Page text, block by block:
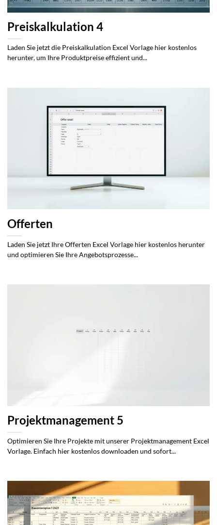
Preiskalkulation 4
Laden Sie jetzt die Preiskalkulation Excel Vorlage hier kostenlos
herunter, um Ihre Produktpreise effizient und...
Offerten
Laden Sie jetzt Ihre Offerten Excel Vorlage hier kostenlos herunter
und optimieren Sie Ihre Angebotsprozesse...
Projektmanagement 5
Optimieren Sie Ihre Projekte mit unserer Projektmanagement Excel
Vorlage. Einfach hier kostenlos downloaden und sofort...